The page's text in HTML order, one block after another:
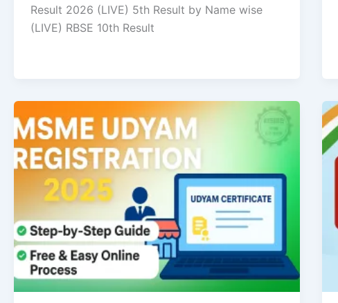
Result 2026 (LIVE) 5th Result by Name wise
(LIVE) RBSE 10th Result